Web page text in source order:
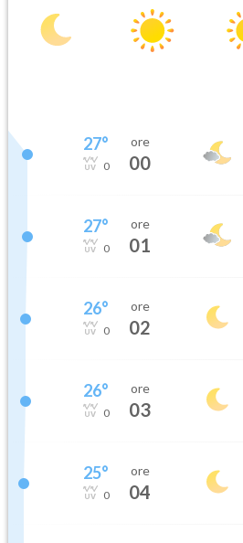
27°
0
ore
00
27°
0
ore
01
26°
0
ore
02
26°
0
ore
03
25°
0
ore
04